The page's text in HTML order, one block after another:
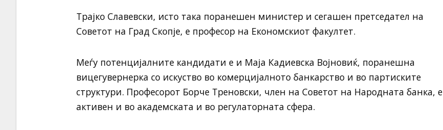
Трајко Славевски, исто така поранешен министер и сегашен претседател на
Советот на Град Скопје, е професор на Економскиот факултет.
Меѓу потенцијалните кандидати е и Маја Кадиевска Војновиќ, поранешна
вицегувернерка со искуство во комерцијалното банкарство и во партиските
структури. Професорот Борче Треновски, член на Советот на Народната банка, е
активен и во академската и во регулаторната сфера.